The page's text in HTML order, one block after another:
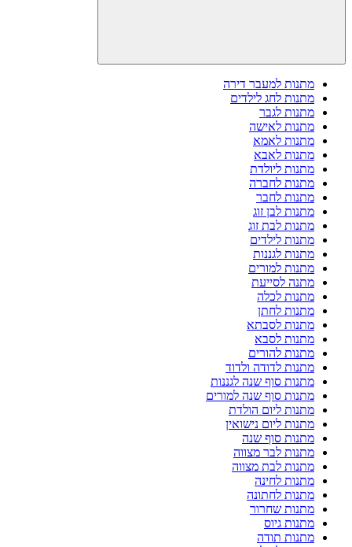
מתנות למעבר דירה
מתנות לחג לילדים
מתנות לגבר
מתנות לאישה
מתנות לאמא
מתנות לאבא
מתנות ליולדת
מתנות לחברה
מתנות לחבר
מתנות לבן זוג
מתנות לבת זוג
מתנות לילדים
מתנות לגננות
מתנות למורים
מתנה לסייעת
מתנות לכלה
מתנות לחתן
מתנות לסבתא
מתנות לסבא
מתנות להורים
מתנות לדודה ולדוד
מתנות סוף שנה לגננות
מתנות סוף שנה למורים
מתנות ליום הולדת
מתנות ליום נישואין
מתנות סוף שנה
מתנות לבר מצווה
מתנות לבת מצווה
מתנות לחינה
מתנות לחתונה
מתנות שחרור
מתנות גיוס
מתנות תודה